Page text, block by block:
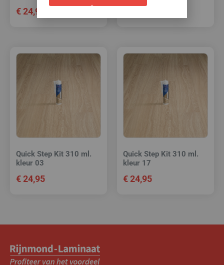
€24,95
Quick Step Kit 310 ml.
kleur 03
€24,95
Quick Step Kit 310 ml.
kleur 17
€24,95